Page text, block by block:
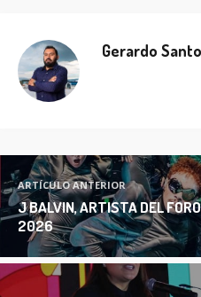
Gerardo
ARTÍCULO ANTERIOR
J BALVIN, ARTISTA DEL
2026